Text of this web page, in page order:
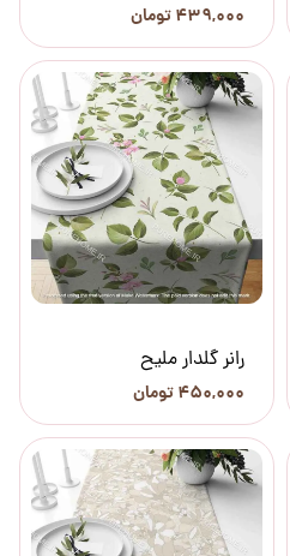
۴۳۹,۰۰۰ تومان
رانر گلدار ملیح
۴۵۰,۰۰۰ تومان